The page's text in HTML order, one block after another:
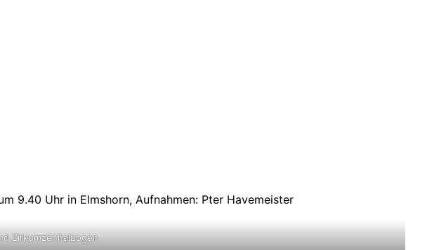
9.40 Uhr in Elmshorn, Aufnahmen: Pter Havemeister
Zirkumzenitalbogen